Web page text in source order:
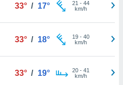
33° / 17° 21 - 44
km/h
33° / 18° 19- 40
km/h
33° / 19° 20- 41
km/h